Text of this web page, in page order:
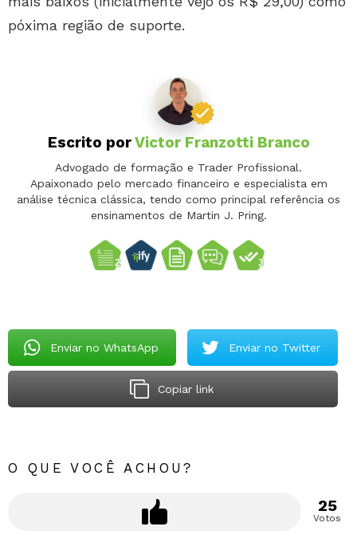
póxima região de suporte.
Escrito porVictor Franzotti Branco
Advogado de formação e Trader Profissional.
Apaixonado pelo mercado financeiro e especialista em
análise técnica clássica, tendo como principal referência os
ensinamentos de Martin J. Pring.
Enviar no WhatsApp Enviar no Twitter
Copiar link
O QUE VOCÊ ACHOU?
25
Votos